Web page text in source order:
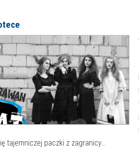
tajemniczej paczki z zagranicy…